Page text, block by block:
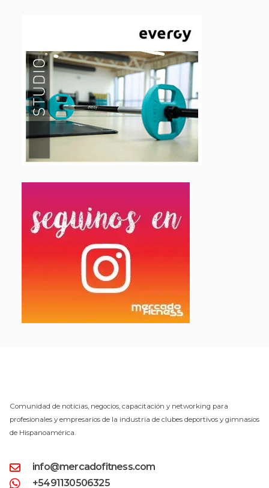
Comunidad de noticias, negocios, capacitación y networking para
profesionales y empresarios de la industria de clubes deportivos y gimnasios
de Hispanoamérica.
info@mercadofitness.com
+5491130506325